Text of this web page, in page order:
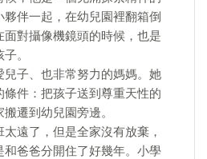
伴一起，在幼兒園裡翻箱倒
對攝像機鏡頭的時候，也是
。
子、也非常努力的媽媽。她
件：把孩子送到尊重天性的
遷到幼兒園旁邊。
遠了，但是全家沒有放棄，
爸爸分開住了好幾年。小學